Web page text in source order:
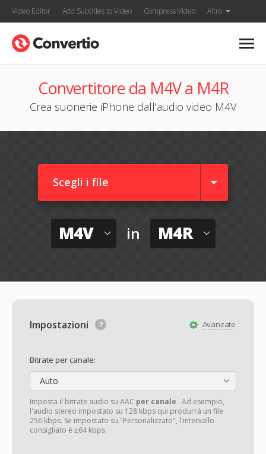
Video Editor Add Subtitles to Video Compress Video Altro
Convertitore da M4V a M4R
Crea suonerie iPhone dall'audio video M4V
Scegli i file
M4V in M4R
Avanzate
Impostazioni
Bitrate per canale:
Auto
Imposta il bitrate audio su AAC per canale . Ad esempio,
l'audio stereo impostato su 128 kbps qui produrrà un file
256 kbps. Se impostato su "Personalizzato", l'intervallo
consigliato è ≥64 kbps.